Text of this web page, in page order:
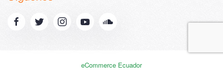
eCommerce Ecuador